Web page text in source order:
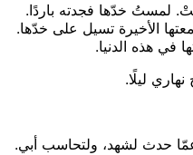
لمستُ خدّها فجدته بار دًا.
الأخيرة تسيل على خدّها.
في هذه الدنيا.
ليلًا.
حدث لشهد، ولتحاسب أبي.